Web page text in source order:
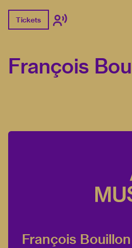
Tickets
François
François Bouillon